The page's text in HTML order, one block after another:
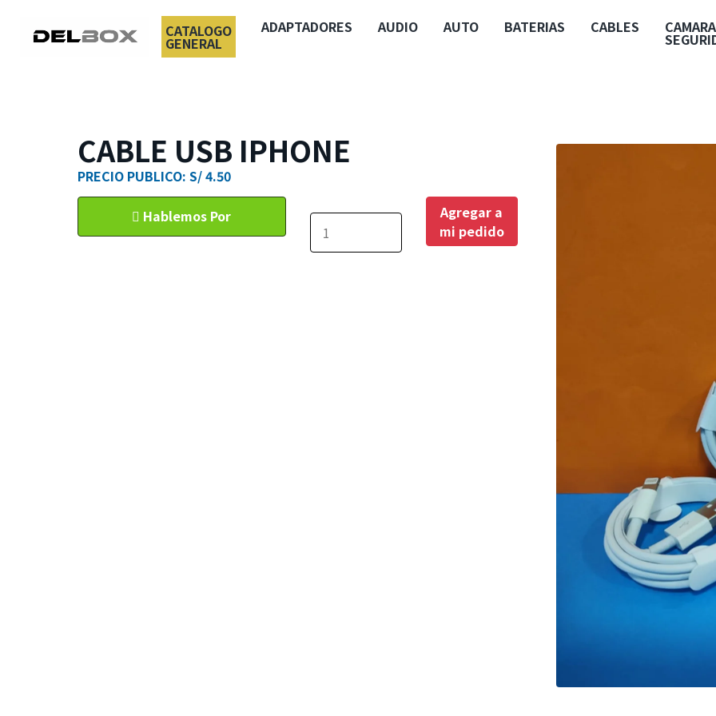
CATALOGO
GENERAL
ADAPTADORES AUDIO AUTO BATERIAS CABLES
CABLE USB IPHONE
PRECIO PUBLICO: S/ 4.50
Hablemos Por
Agregar a
mi pedido